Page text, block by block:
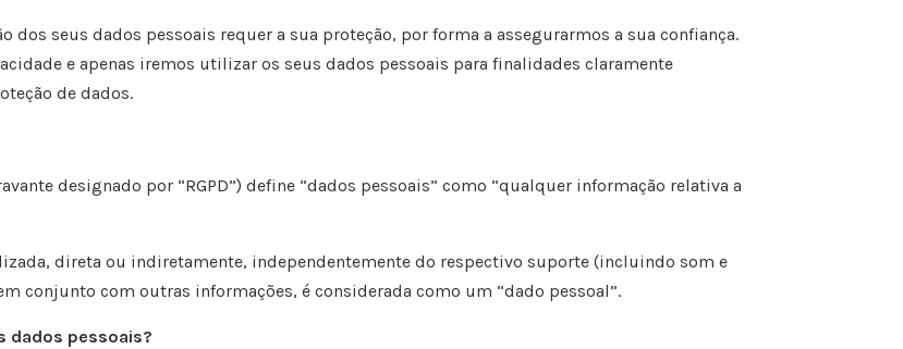
dos seus dados pessoais requer a sua proteção, por forma a assegurarmos a sua confiança.
e apenas iremos utilizar os seus dados pessoais para finalidades claramente
de dados.
designado por “RGPD”) define “dados pessoais” como “qualquer informação relativa a
direta ou indiretamente, independentemente do respectivo suporte (incluindo som e
conjunto com outras informações, é considerada como um “dado pessoal”.
dados pessoais?